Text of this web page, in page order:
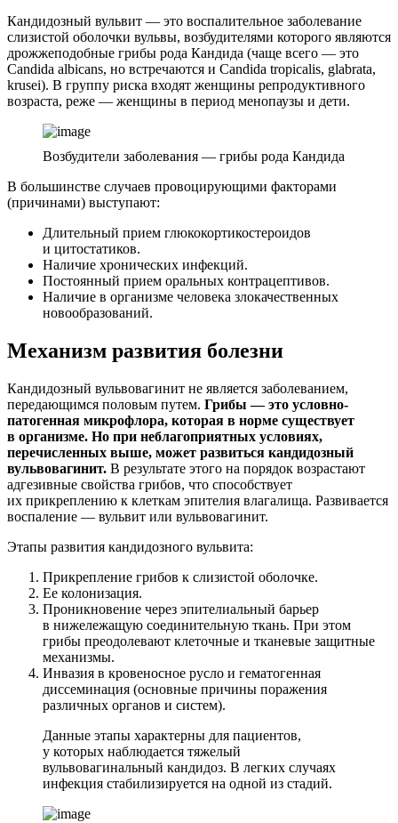
Кандидозный вульвит — это воспалительное заболевание
слизистой оболочки вульвы, возбудителями которого являются
дрожжеподобные грибы рода Кандида (чаще всего — это
Candida albicans, но встречаются и Candida tropicalis, glabrata,
krusei). В группу риска входят женщины репродуктивного
возраста, реже — женщины в период менопаузы и дети.
Возбудители заболевания — грибы рода Кандида
В большинстве случаев провоцирующими факторами
(причинами) выступают:
Длительный прием глюкокортикостероидов
и цитостатиков.
Наличие хронических инфекций.
Постоянный прием оральных контрацептивов.
Наличие в организме человека злокачественных
новообразований.
Механизм развития болезни
Кандидозный вульвовагинит не является заболеванием,
передающимся половым путем. Грибы — это условно-
патогенная микрофлора, которая в норме существует
в организме. Но при неблагоприятных условиях,
перечисленных выше, может развиться кандидозный
вульвовагинит. В результате этого на порядок возрастают
адгезивные свойства грибов, что способствует
их прикреплению к клеткам эпителия влагалища. Развивается
воспаление — вульвит или вульвовагинит.
Этапы развития кандидозного вульвита:
Прикрепление грибов к слизистой оболочке.
Ее колонизация.
Проникновение через эпителиальный барьер
в нижележащую соединительную ткань. При этом
грибы преодолевают клеточные и тканевые защитные
механизмы.
Инвазия в кровеносное русло и гематогенная
диссеминация (основные причины поражения
различных органов и систем).
Данные этапы характерны для пациентов,
у которых наблюдается тяжелый
вульвовагинальный кандидоз. В легких случаях
инфекция стабилизируется на одной из стадий.